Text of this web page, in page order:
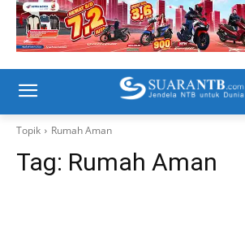
Topik Rumah Aman
Tag: Rumah Aman